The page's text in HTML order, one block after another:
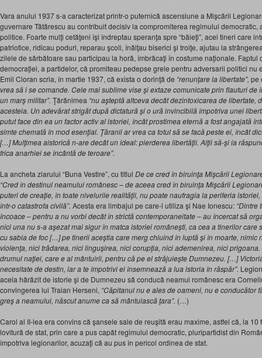
Vara anului 1937 s-a caracterizat printr-o puternică ascensiune a Mişcării
guvernare Tătărescu au contribuit decisiv la compromiterea regimului
politice. Foarte mulţi cetăţeni îşi îndreptau speranţa spre “băieţi”, acei tineri care
patriotice, ridicau poduri, reparau şcoli, înălţau biserici şi troiţe, ajutau la
zilele de sărbătoare sau participau la horă, îmbrăcaţi în costume naţionale. Faptul
democraţiei, a partidelor, că promiteau pedepse grele pentru adversarii politici nu
Emil Cioran scria, în martie 1937, că exista o dorinţă de “renunţare la libertate”, pe
vrea să i se comande. Cele mai sublime vise şi extaze comunicate prin flauturi de
un marş militar”. Ţărănimea “nu aşteptă altceva decât dezintoxicarea de libertate,
acesteia. Un adevărat strigăt după dictatură şi o ură invincibilă împotriva unei
putut face din ea un factor activ al istoriei, încât prostimea eternă a fost angajată
simte chemată în mod esenţial. Ţăranii ar vrea ca totul să se facă peste ei, încât
[…] Mulţimea aistorică n-are decât un ideal: pierderea libertăţii. Alţii să-şi ia
frica anarhiei se încântă de teroare”.
La ancheta ziarului “Buna Vestire”, cu titlul De ce cred în biruinţa Mişcării
“Cred în destinul neamului românesc–de aceea cred în biruinţa Mişcării
puteri de creaţie, în toate nivelurile realităţii, nu poate naufragia la periferia
într-o catastrofa civilă”. Acesta era limbajul pe care-l utiliza şi Nae Ionescu: “Dintre
încoace–pentru a nu vorbi decât în strictă contemporaneitate – au încercat să
nici una nu s-a aşezat mai sigur în matca istoriei româneşti, ca cea a tinerilor
cu sabia de foc […] pe tinerii aceştia care merg chiuind în luptă şi în moarte, nimic
violenţa, nici trădarea, nici linguşirea, nici corupţia, nici ademenirea, nici
drumul naţiei, care e al mântuirii, pentru că pe el străjuieşte Dumnezeu. […]
necesitate de destin, iar a te împotrivi ei însemnează a lua istoria în răspăr”.
acela hărăzit de istorie şi de Dumnezeu să conducă neamul românesc era
convingerea lui Traian Herseni, “Căpitanul nu e ales de oameni, nu e conducător
greş a neamului, născut anume ca să mântuiască ţara”. (…)
Carol al II-lea era convins că şansele sale de reuşită erau maxime, astfel că, la
lovitură de stat, prin care a pus capăt regimului democratic, pluripartidist din
împotriva legionarilor, acuzaţi că au pus în pericol ordinea de stat.